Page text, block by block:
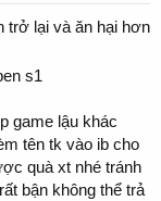
trở lại và ăn hại hơn
s1
game lậu khác
tên tk vào ib cho
quà xt nhé tránh
bận không thể trả